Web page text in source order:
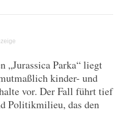
„Jurassica Parka“ liegt
kinder- und
vor. Der Fall führt tief
Politikmilieu, das den